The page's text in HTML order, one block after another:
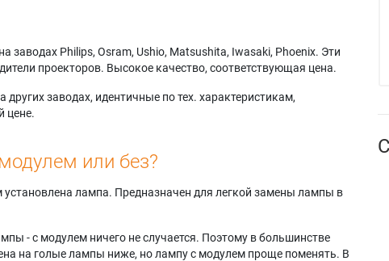
Philips, Osram, Ushio, Matsushita, Iwasaki, Phoenix. Эти
проекторов. Высокое качество, соответствующая цена.
заводах, идентичные по тех. характеристикам,
цене.
или без?
лампа. Предназначен для легкой замены лампы в
- с модулем ничего не случается. Поэтому в большинстве
на голые лампы ниже, но лампу с модулем проще поменять. В